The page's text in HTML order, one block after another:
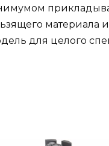
материала
для целого